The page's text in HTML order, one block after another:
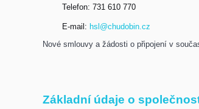
Telefon: 731 610 770
E-mail: hsl@chudobin.cz
Nové smlouvy a žádosti o připojení v
Základní údaje o